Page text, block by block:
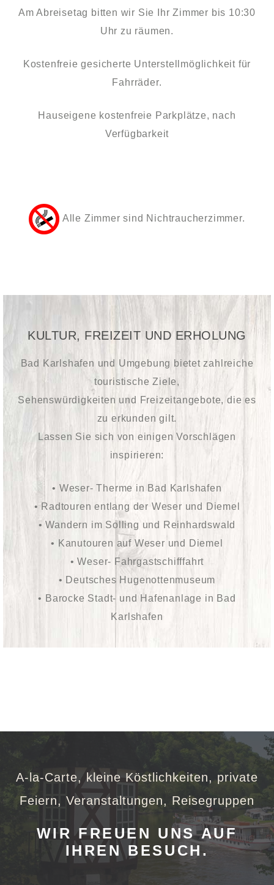
Am Abreisetag bitten wir Sie Ihr Zimmer bis 10:30
Uhr zu räumen.
Kostenfreie gesicherte Unterstellmöglichkeit für
Fahrräder.
Hauseigene kostenfreie Parkplätze, nach
Verfügbarkeit
Alle Zimmer sind Nichtraucherzimmer.
KULTUR, FREIZEIT UND ERHOLUNG
Bad Karlshafen und Umgebung bietet zahlreiche
touristische Ziele,
Sehenswürdigkeiten und Freizeitangebote, die es
zu erkunden gilt.
Lassen Sie sich von einigen Vorschlägen
inspirieren:
• Weser- Therme in Bad Karlshafen
• Radtouren entlang der Weser und Diemel
• Wandern im Solling und Reinhardswald
• Kanutouren auf Weser und Diemel
• Weser- Fahrgastschifffahrt
• Deutsches Hugenottenmuseum
• Barocke Stadt- und Hafenanlage in Bad
Karlshafen
A-la-Carte, kleine Köstlichkeiten, private
Feiern, Veranstaltungen, Reisegruppen
WIR FREUEN UNS AUF
IHREN BESUCH.